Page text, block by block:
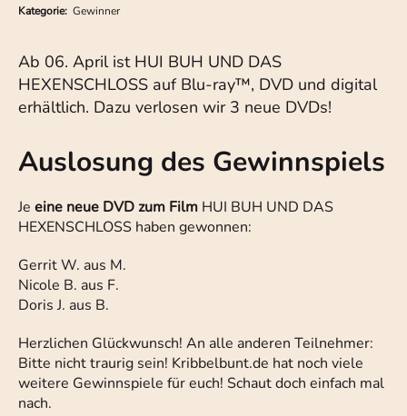
Kategorie: Gewinner
Ab 06. April ist HUI BUH UND DAS
HEXENSCHLOSS auf Blu-ray™, DVD und digital
erhältlich. Dazu verlosen wir 3 neue DVDs!
Auslosung des Gewinnspiels
Je eine neue DVD zum Film HUI BUH UND DAS
HEXENSCHLOSS haben gewonnen:
Gerrit W. aus M.
Nicole B. aus F.
Doris J. aus B.
Herzlichen Glückwunsch! An alle anderen Teilnehmer:
Bitte nicht traurig sein! Kribbelbunt.de hat noch viele
weitere Gewinnspiele für euch! Schaut doch einfach mal
nach.